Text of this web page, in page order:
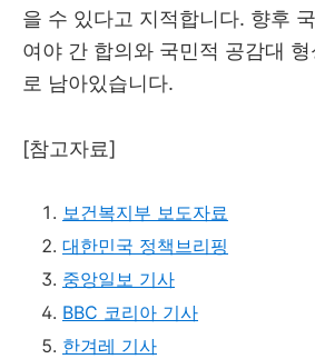
을 수 있다고 지적합니다. 향후
여야 간 합의와 국민적 공감대
로 남아있습니다.
[참고자료]
보건복지부 보도자료
대한민국 정책브리핑
중앙일보 기사
BBC 코리아 기사
한겨레 기사